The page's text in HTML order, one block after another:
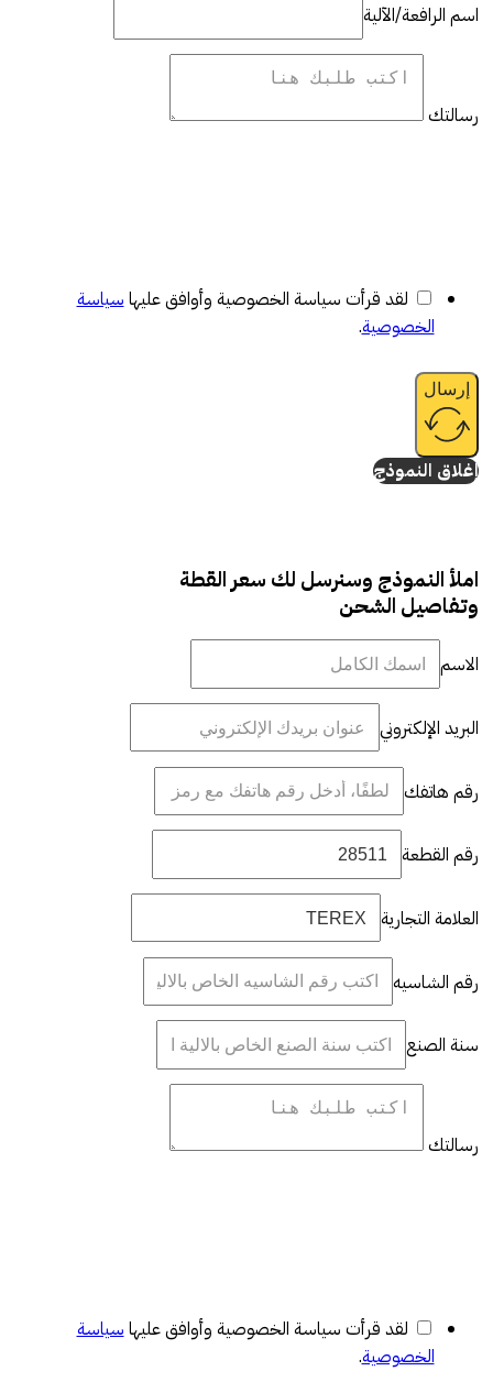
اسم الرافعة/الآلية
رسالتك
لقد قرأت سياسة الخصوصية وأوافق عليها سياسة
الخصوصية.
إرسال
إغلاق النموذج
املأ النموذج وسنرسل لك سعر القطة
وتفاصيل الشحن
الاسم
البريد الإلكتروني
رقم هاتفك
رقم القطعة
العلامة التجارية
رقم الشاسيه
سنة الصنع
رسالتك
لقد قرأت سياسة الخصوصية وأوافق عليها سياسة
الخصوصية.